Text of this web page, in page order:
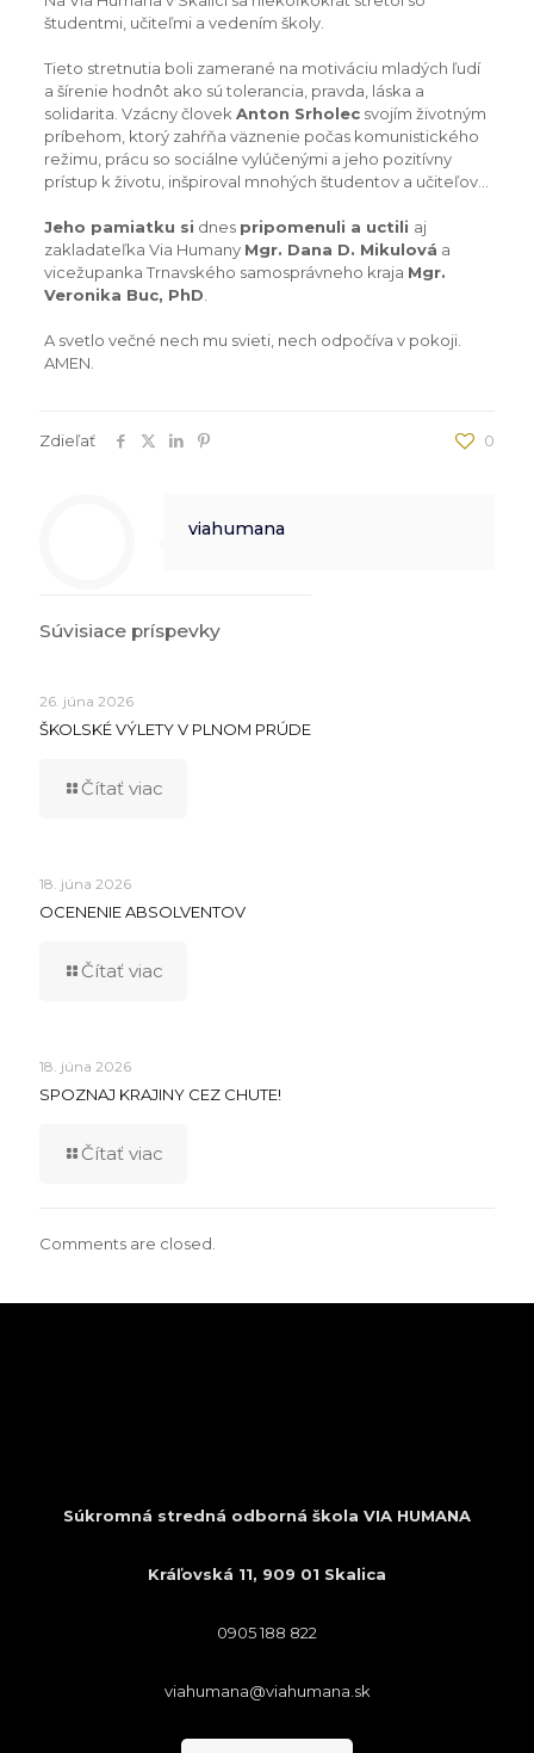
študentmi, učiteľmi a vedením školy.
Tieto stretnutia boli zamerané na motiváciu mladých ľudí
a šírenie hodnôt ako sú tolerancia, pravda, láska a
solidarita. Vzácny človek Anton Srholecsvojím životným
príbehom, ktorý zahŕňa väznenie počas komunistického
režimu, prácu so sociálne vylúčenými a jeho pozitívny
prístup k životu, inšpiroval mnohých študentov a učiteľov…
Jeho pamiatku si dnes pripomenuli a uctili aj
zakladateľka Via Humany Mgr. Dana D. Mikulová a
vicežupanka Trnavského samosprávneho kraja Mgr.
Veronika Buc, PhD
A svetlo večné nech mu svieti, nech odpočíva v pokoji.
AMEN.
Zdieľať 0
viahumana
Súvisiace príspevky
26. júna 2026
ŠKOLSKÉ VÝLETY V PLNOM PRÚDE
Čítať viac
18. júna 2026
OCENENIE ABSOLVENTOV
Čítať viac
18. júna 2026
SPOZNAJ KRAJINY CEZ CHUTE!
Čítať viac
Comments are closed.
Súkromná stredná odborná škola VIA HUMANA
Kráľovská 11, 909 01 Skalica
0905 188 822
viahumana@viahumana.sk